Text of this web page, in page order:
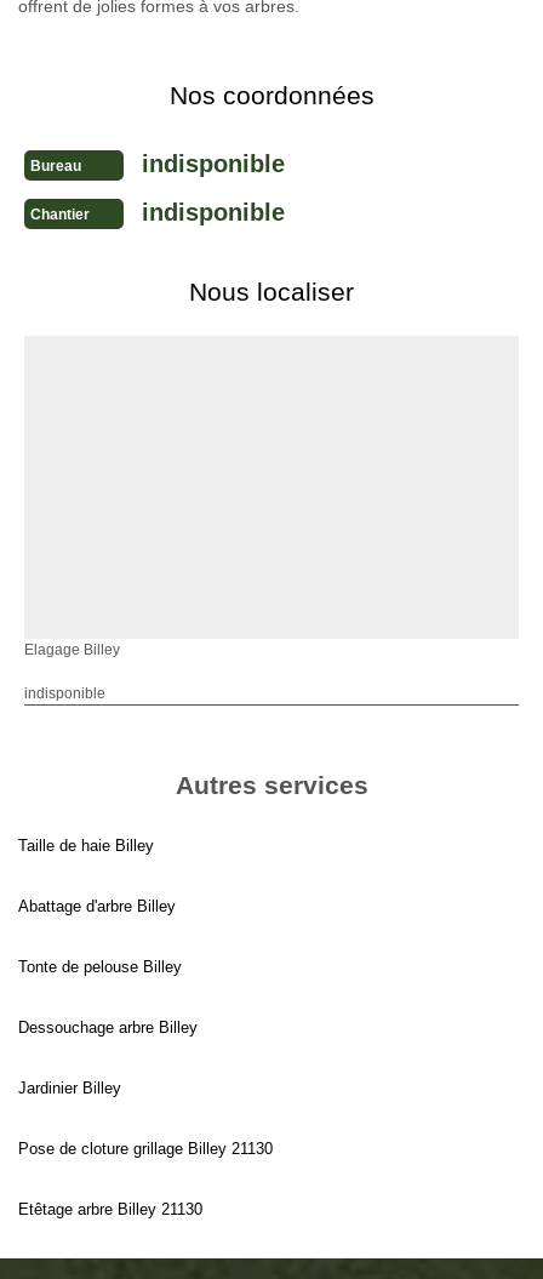
offrent de jolies formes à vos arbres.
Nos coordonnées
Bureau indisponible
Chantier indisponible
Nous localiser
Elagage Billey
indisponible
Autres services
Taille de haie Billey
Abattage d'arbre Billey
Tonte de pelouse Billey
Dessouchage arbre Billey
Jardinier Billey
Pose de cloture grillage Billey 21130
Etêtage arbre Billey 21130